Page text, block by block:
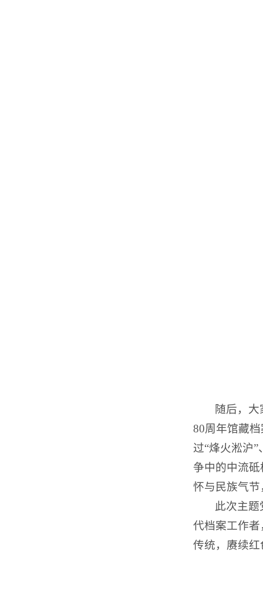
随后，
80周年馆藏
过“烽火淞沪
争中的中流
怀与民族气
此次主
代档案工作
传统，赓续